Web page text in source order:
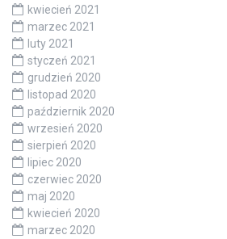
kwiecień 2021
marzec 2021
luty 2021
styczeń 2021
grudzień 2020
listopad 2020
październik 2020
wrzesień 2020
sierpień 2020
lipiec 2020
czerwiec 2020
maj 2020
kwiecień 2020
marzec 2020